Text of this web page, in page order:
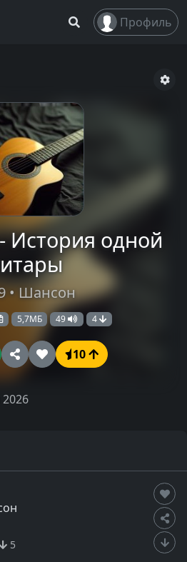
Профиль
одной
• Шансон
5,7МБ 49 4
10
5